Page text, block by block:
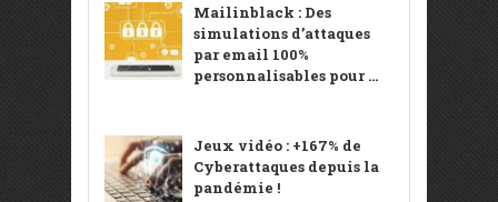
Mailinblack : Des
simulations d’attaques
par email 100%
personnalisables pour ...
Jeux vidéo : +167% de
Cyberattaques depuis la
pandémie !